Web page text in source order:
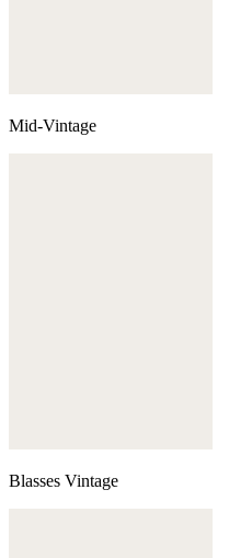
Mid-Vintage
Blasses Vintage